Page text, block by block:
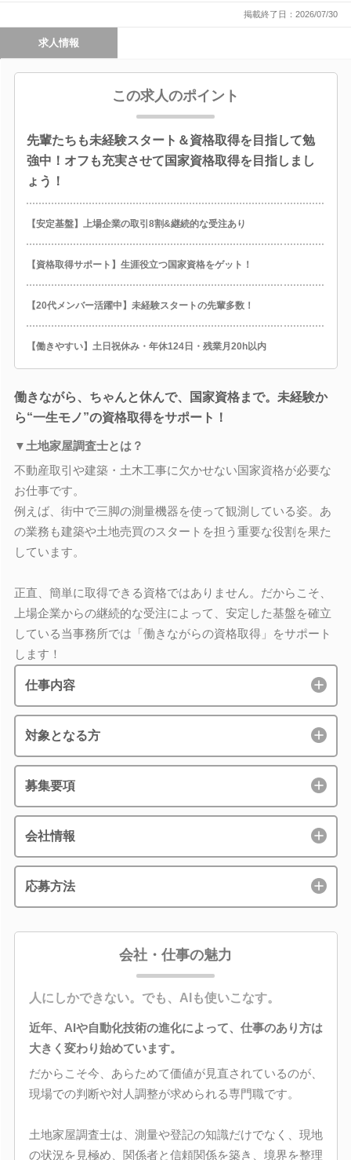
掲載終了日：2026/07/30
求人情報
この求人のポイント
先輩たちも未経験スタート＆資格取得を目指して勉
強中！オフも充実させて国家資格取得を目指しまし
ょう！
【安定基盤】上場企業の取引8割&継続的な受注あり
【資格取得サポート】生涯役立つ国家資格をゲット！
【20代メンバー活躍中】未経験スタートの先輩多数！
【働きやすい】土日祝休み・年休124日・残業月20h以内
働きながら、ちゃんと休んで、国家資格まで。未経験か
ら“一生モノ”の資格取得をサポート！
▼土地家屋調査士とは？
不動産取引や建築・土木工事に欠かせない国家資格が必要な
お仕事です。
例えば、街中で三脚の測量機器を使って観測している姿。あ
の業務も建築や土地売買のスタートを担う重要な役割を果た
しています。
正直、簡単に取得できる資格ではありません。だからこそ、
上場企業からの継続的な受注によって、安定した基盤を確立
している当事務所では「働きながらの資格取得」をサポート
します！
仕事内容
対象となる方
募集要項
会社情報
応募方法
会社・仕事の魅力
人にしかできない。でも、AIも使いこなす。
近年、AIや自動化技術の進化によって、仕事のあり方は
大きく変わり始めています。
だからこそ今、あらためて価値が見直されているのが、
現場での判断や対人調整が求められる専門職です。
土地家屋調査士は、測量や登記の知識だけでなく、現地
の状況を見極め、関係者と信頼関係を築き、境界を整理